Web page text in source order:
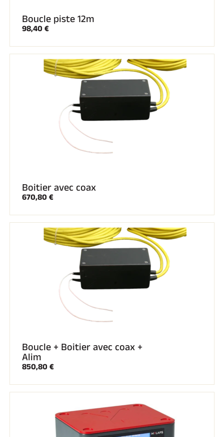
Boucle piste 12m
98,40 €
Boitier avec coax
670,80 €
Boucle + Boitier avec coax +
Alim
850,80 €